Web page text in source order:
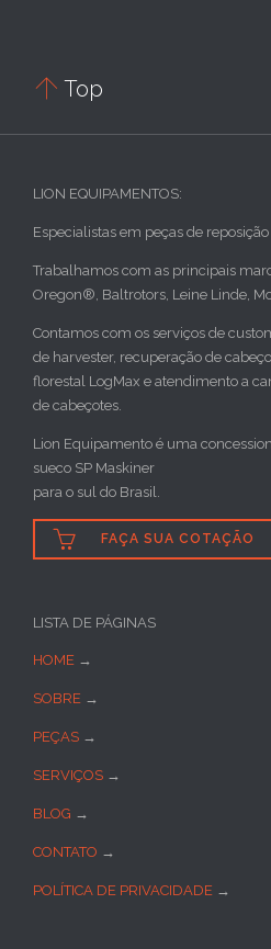
 Top
LION EQUIPAMENTOS:
Especialistas em peças de
Trabalhamos com as principais
Oregon®, Baltrotors, Leine Linde,
Contamos com os serviços de
de harvester, recuperação de
florestal LogMax e atendimento a
de cabeçotes.
Lion Equipamento é uma
sueco SP Maskiner
para o sul do Brasil.
 FAÇA SUA COTAÇÃO
LISTA DE PÁGINAS
HOME →
SOBRE →
PEÇAS →
SERVIÇOS →
BLOG →
CONTATO →
POLÍTICA DE PRIVACIDADE →